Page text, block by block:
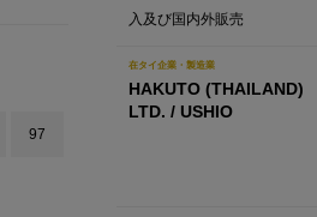
97
入及び国内外販売
在タイ企業・製造業
HAKUTO (THAILAND)
LTD. / USHIO